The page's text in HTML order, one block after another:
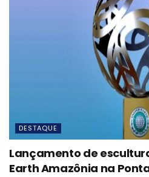
DESTAQUE
Lançamento de
Earth Amazônia na